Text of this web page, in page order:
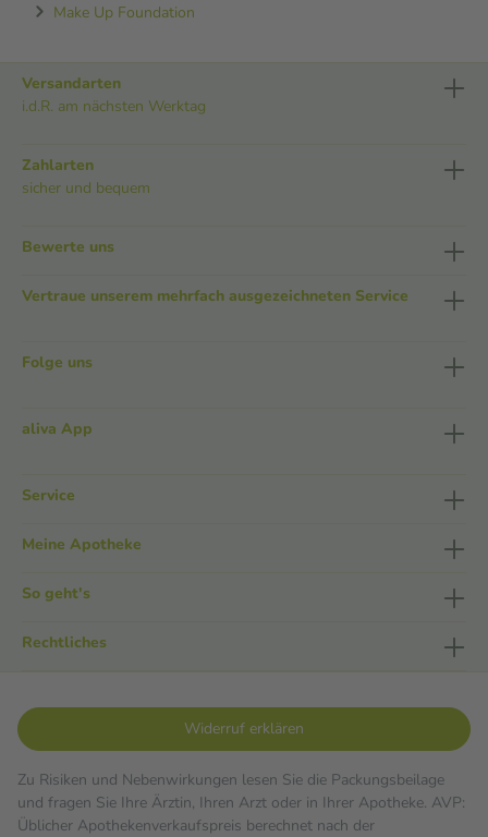
Make Up Foundation
Versandarten
i.d.R. am nächsten Werktag
Zahlarten
sicher und bequem
Bewerte uns
Vertraue unserem mehrfach ausgezeichneten Service
Folge uns
aliva App
Service
Meine Apotheke
So geht's
Rechtliches
Widerruf erklären
Zu Risiken und Nebenwirkungen lesen Sie die Packungsbeilage
und fragen Sie Ihre Ärztin, Ihren Arzt oder in Ihrer Apotheke. AVP:
Üblicher Apothekenverkaufspreis berechnet nach der